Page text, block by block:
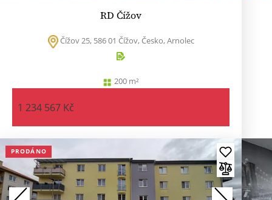
RD Čížov
Čížov 25, 586 01 Čížov, Česko, Arnolec
200 m²
1 234 567 Kč
PRODÁNO